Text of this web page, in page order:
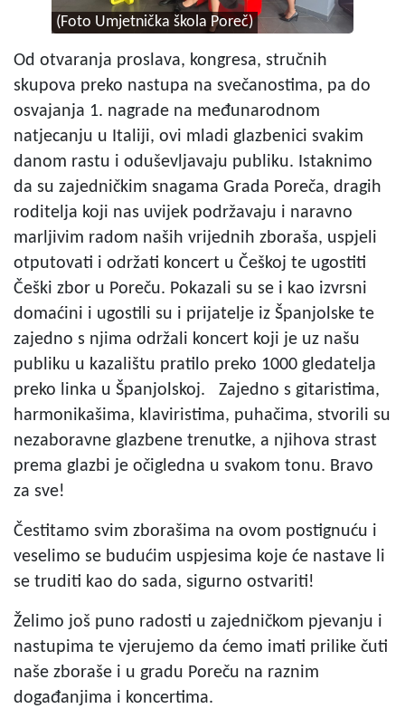
(Foto Umjetnička škola Poreč)
Od otvaranja proslava, kongresa, stručnih
skupova preko nastupa na svečanostima, pa do
osvajanja 1. nagrade na međunarodnom
natjecanju u Italiji, ovi mladi glazbenici svakim
danom rastu i oduševljavaju publiku. Istaknimo
da su zajedničkim snagama Grada Poreča, dragih
roditelja koji nas uvijek podržavaju i naravno
marljivim radom naših vrijednih zboraša, uspjeli
otputovati i održati koncert u Češkoj te ugostiti
Češki zbor u Poreču. Pokazali su se i kao izvrsni
domaćini i ugostili su i prijatelje iz Španjolske te
zajedno s njima održali koncert koji je uz našu
publiku u kazalištu pratilo preko 1000 gledatelja
preko linka u Španjolskoj. Zajedno s gitaristima,
harmonikašima, klaviristima, puhačima, stvorili su
nezaboravne glazbene trenutke, a njihova strast
prema glazbi je očigledna u svakom tonu. Bravo
za sve!
Čestitamo svim zborašima na ovom postignuću i
veselimo se budućim uspjesima koje će nastave li
se truditi kao do sada, sigurno ostvariti!
Želimo još puno radosti u zajedničkom pjevanju i
nastupima te vjerujemo da ćemo imati prilike čuti
naše zboraše i u gradu Poreču na raznim
događanjima i koncertima.